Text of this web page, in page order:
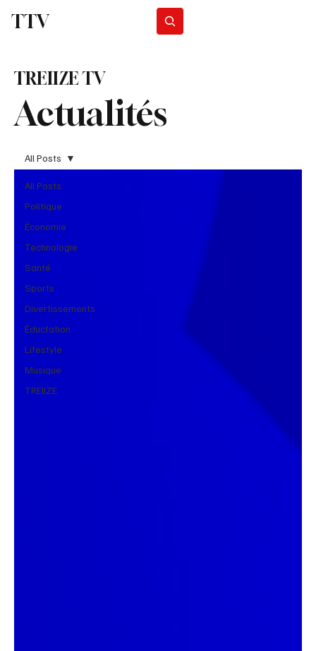
TTV
Actualités
TREIIZE TV
All Posts
Politique
Économie
Technologie
Santé
Sports
Divertissements
Éductation
Lifestyle
Musique
TREIIZE
All Posts